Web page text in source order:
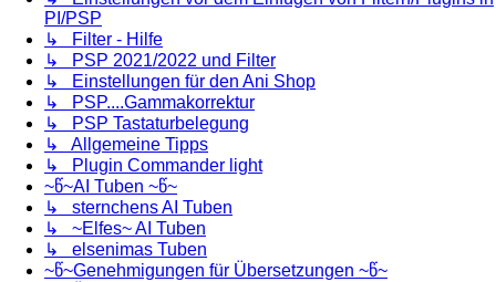
PI/PSP
↳ Filter - Hilfe
↳ PSP 2021/2022 und Filter
↳ Einstellungen für den Ani Shop
↳ PSP....Gammakorrektur
↳ PSP Tastaturbelegung
↳ Allgemeine Tipps
↳ Plugin Commander light
~წ~AI Tuben ~წ~
↳ sternchens AI Tuben
↳ ~Elfes~ AI Tuben
↳ elsenimas Tuben
~წ~Genehmigungen für Übersetzungen ~წ~